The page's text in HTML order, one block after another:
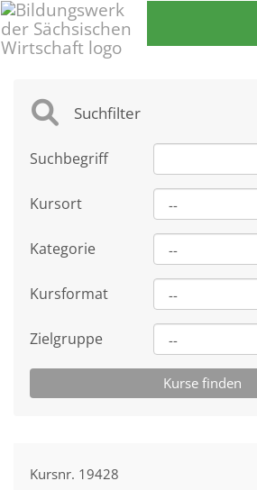
Suchfilter
Suchbegriff
Kursort
Kategorie
Kursformat
Zielgruppe
Kursnr. 19428